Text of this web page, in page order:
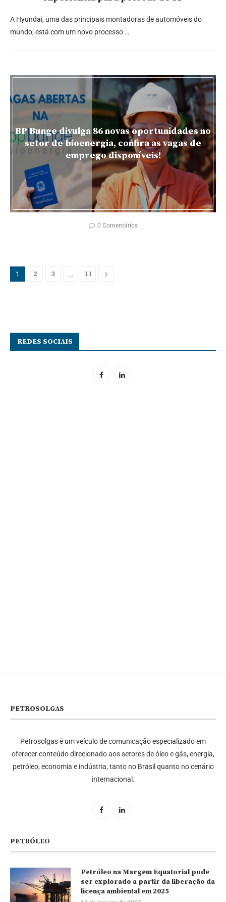
A Hyundai, uma das principais montadoras de automóveis do
mundo, está com um novo processo …
BP Bunge divulga 86 novas oportunidades no
setor de bioenergia, confira as vagas de
emprego disponíveis!
0 Comentários
1 2 3 … 11
REDES SOCIAIS
PETROSOLGAS
Petrosolgas é um veículo de comunicação especializado em
oferecer conteúdo direcionado aos setores de óleo e gás, energia,
petróleo, economia e indústria, tanto no Brasil quanto no cenário
internacional.
PETRÓLEO
Petróleo na Margem Equatorial pode
ser explorado a partir da liberação da
licença ambiental em 2025